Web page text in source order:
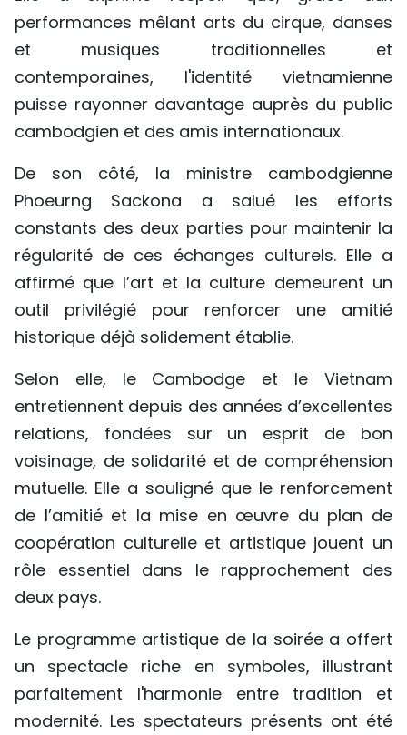
performances mêlant arts du cirque, danses
et musiques traditionnelles et
contemporaines, l'identité vietnamienne
puisse rayonner davantage auprès du public
cambodgien et des amis internationaux.
De son côté, la ministre cambodgienne
Phoeurng Sackona a salué les efforts
constants des deux parties pour maintenir la
régularité de ces échanges culturels. Elle a
affirmé que l’art et la culture demeurent un
outil privilégié pour renforcer une amitié
historique déjà solidement établie.
Selon elle, le Cambodge et le Vietnam
entretiennent depuis des années d’excellentes
relations, fondées sur un esprit de bon
voisinage, de solidarité et de compréhension
mutuelle. Elle a souligné que le renforcement
de l’amitié et la mise en œuvre du plan de
coopération culturelle et artistique jouent un
rôle essentiel dans le rapprochement des
deux pays.
Le programme artistique de la soirée a offert
un spectacle riche en symboles, illustrant
parfaitement l'harmonie entre tradition et
modernité. Les spectateurs présents ont été